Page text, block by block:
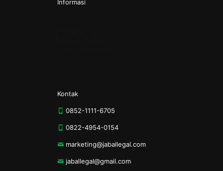
Informasi
Kontak
0852-1111-6705
0822-4954-0154
marketing@jaballegal.com
jaballegal@gmail.com